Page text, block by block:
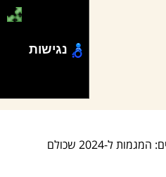
העתיד של הפרקטים: המגמות ל-2024 שכולם
נגישות